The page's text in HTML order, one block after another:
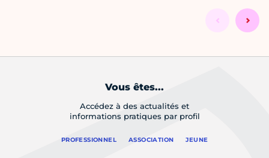
Vous êtes...
Accédez à des actualités et
informations pratiques par profil
PROFESSIONNEL ASSOCIATION JEUNE